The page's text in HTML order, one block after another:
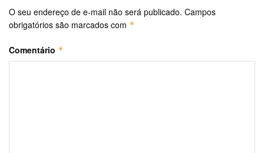
O seu endereço de e-mail não será publicado. Campos
obrigatórios são marcados com *
Comentário *